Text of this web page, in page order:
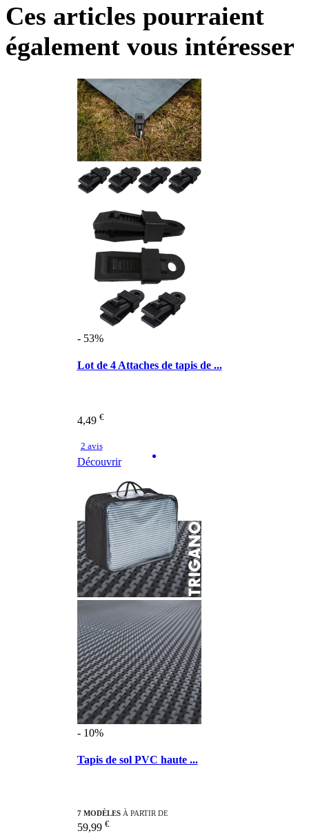
Ces articles pourraient
également vous intéresser
- 53%
Lot de 4 Attaches de tapis de ...
4,49 €
2 avis
Découvrir
- 10%
Tapis de sol PVC haute ...
7 MODÈLESÀ PARTIR DE
59,99 €